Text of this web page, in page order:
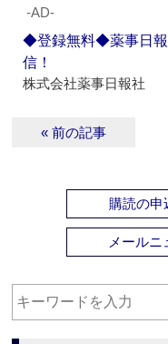
‐AD‐
◆登録無料◆薬事日
信！
株式会社薬事日報社
« 前の記事
購読の申
メールニ